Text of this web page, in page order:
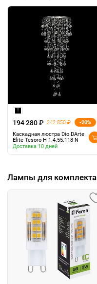
194 280 ₽ 242 850 ₽
-20%
Каскадная люстра Dio DArte
Elite Tesoro H 1.4.55.118 N
Доставка 10 дней
Лампы для комплекта